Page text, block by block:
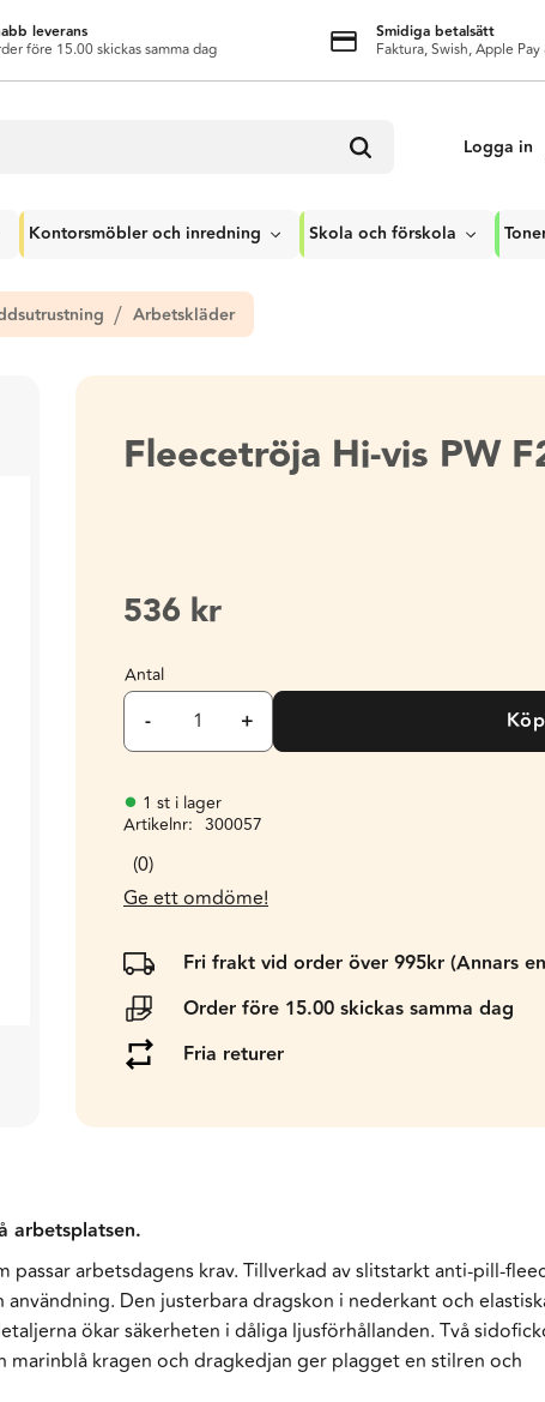
leverans
före 15.00 skickas samma dag
Smidiga betalsätt
Faktura, Swish, Apple
Logga in
Kontorsmöbler och inredning Skola och förskola
Arbetskläder
Fleecetröja Hi-vis PW
536 kr
Antal
+
- Köp
1 st i lager
Artikelnr
300057
0
Ge ett omdöme!
Fri frakt vid order över 995kr (Annars
Order före 15.00 skickas samma dag
Fria returer
arbetsplatsen.
arbetsdagens krav. Tillverkad av slitstarkt anti-pill-
Den justerbara dragskon i nederkant och
ökar säkerheten i dåliga ljusförhållanden. Två
kragen och dragkedjan ger plagget en stilren och